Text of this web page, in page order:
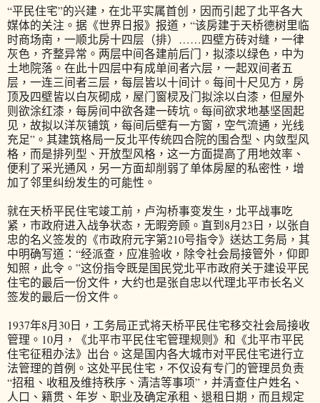
“平民住宅”的兴建，在北平实属首创，因而引起了北平各大
媒体的关注。据《世界日报》报道，“该房建于天桥德树里临
时商场南，一顺北房十四层（排）……四壁方砖对缝，一律
灰色，齐整异常。两层中间各建前后门，拟漆以绿色，中为
土地院落。在此十四层中有成单间者六层，一起双间者五
层，一连三间者三层，每层皆以十间计。每间十尺见方，房
顶及四壁皆以白灰砌成，屋门窗棂及门拟涂以白漆，但屋外
则欲涂红漆，每房间中欲各建一砖坑。每间欲求地基坚固起
见，故拟以洋灰铺筑，每间后壁有一方窗，空气流通，光线
充足”。其建筑格局一反北平传统四合院的围合型、内敛型风
格，而是排列型、开放型风格，这一方面提高了用地效率、
便利了采光通风，另一方面却削弱了单体房屋的私密性，增
加了邻里纠纷发生的可能性。
就在天桥平民住宅竣工前，卢沟桥事变发生，北平战事吃
紧，市政府进入战争状态，无暇旁顾。直到8月23日，以张自
忠的名义签发的《市政府元字第210号指令》送达工务局，其
中明确写道：“经派查，应准验收，除令社会局接管外，仰即
知照，此令。”这份指令既是国民党北平市政府关于建设平民
住宅的最后一份文件，大约也是张自忠以代理北平市长名义
签发的最后一份文件。
1937年8月30日，工务局正式将天桥平民住宅移交社会局接收
管理。10月，《北平市平民住宅管理规则》和《北平市平民
住宅征租办法》出台。这是国内各大城市对平民住宅进行立
法管理的首例。这处平民住宅，不仅设有专门的管理员负责
“招租、收租及维持秩序、清洁等事项”，并清查住户姓名、
人口、籍贯、年岁、职业及确定承租、退租日期，而且规定